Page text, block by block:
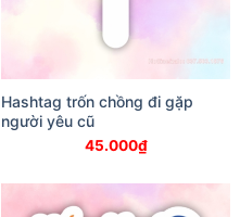
Hashtag trốn chồng đi gặp
người yêu cũ
45.000₫